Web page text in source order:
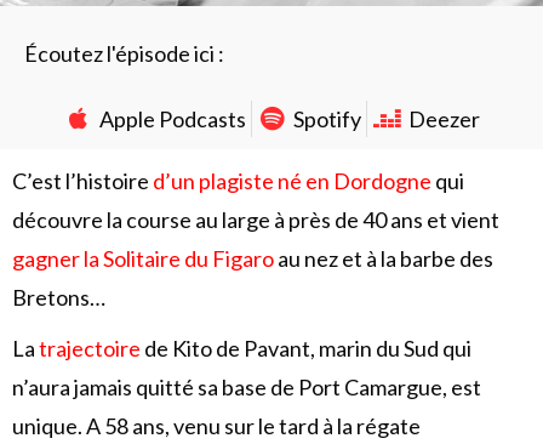
Écoutez l'épisode ici :
Apple Podcasts Spotify Deezer
C’est l’histoire d’un plagiste né en Dordogne qui
découvre la course au large à près de 40 ans et vient
gagner la Solitaire du Figaroau nez et à la barbe des
Bretons…
Latrajectoire de Kito de Pavant, marin du Sud qui
n’aura jamais quitté sa base de Port Camargue, est
unique. A 58 ans, venu sur le tard à la régate